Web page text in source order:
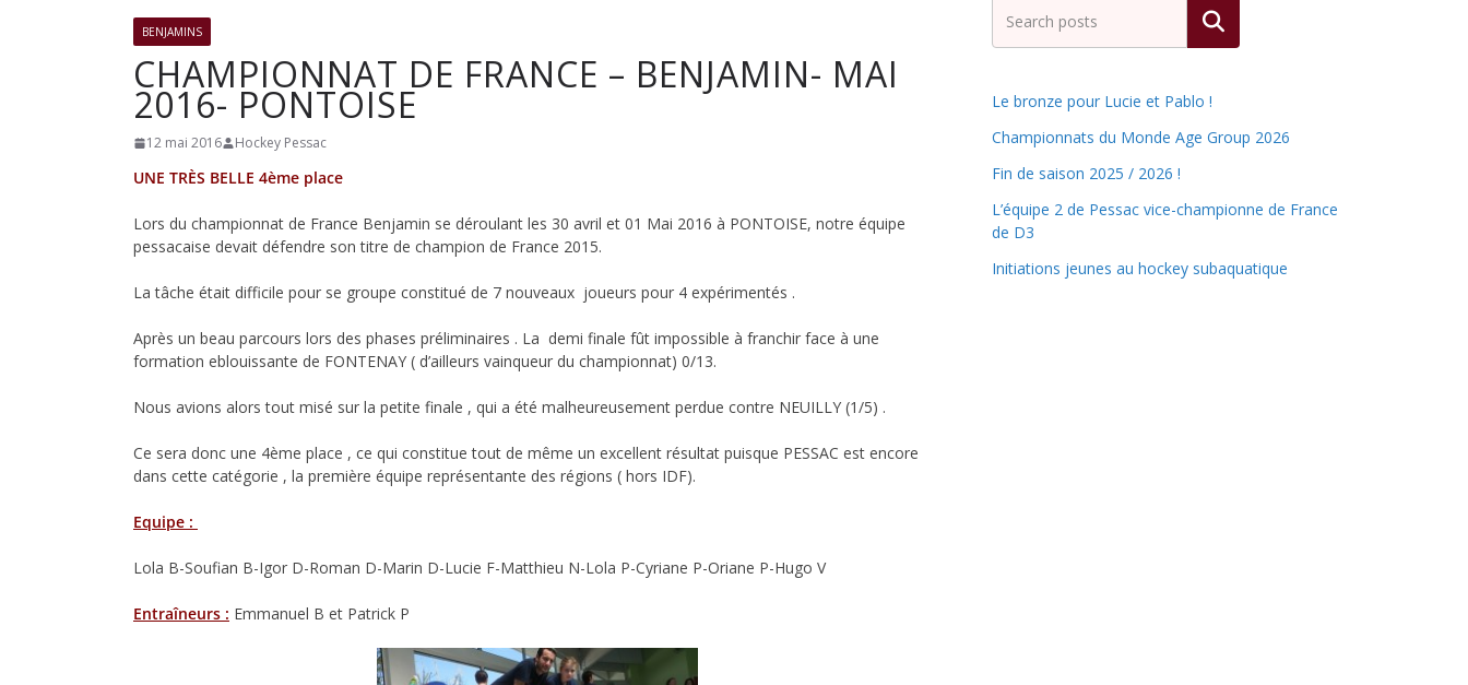
club
de
Hockey
Subaquatique
de
Pessac
BENJAMINS
CHAMPIONNAT DE FRANCE – BENJAMIN- MAI
2016- PONTOISE
12 mai 2016 Hockey Pessac
UNE TRÈS BELLE 4ème place
Lors du championnat de France Benjamin se déroulant les 30 avril et 01 Mai 2016 à PONTOISE, notre équipe
pessacaise devait défendre son titre de champion de France 2015.
La tâche était difficile pour se groupe constitué de 7 nouveaux joueurs pour 4 expérimentés .
Après un beau parcours lors des phases préliminaires . La demi finale fût impossible à franchir face à une
formation eblouissante de FONTENAY ( d’ailleurs vainqueur du championnat) 0/13.
Nous avions alors tout misé sur la petite finale , qui a été malheureusement perdue contre NEUILLY (1/5) .
Ce sera donc une 4ème place , ce qui constitue tout de même un excellent résultat puisque PESSAC est encore
dans cette catégorie , la première équipe représentante des régions ( hors IDF).
Equipe :
Lola B-Soufian B-Igor D-Roman D-Marin D-Lucie F-Matthieu N-Lola P-Cyriane P-Oriane P-Hugo V
Entraîneurs : Emmanuel B et Patrick P
Rechercher
Le bronze pour Lucie et Pablo !
Championnats du Monde Age Group 2026
Fin de saison 2025 / 2026 !
L’équipe 2 de Pessac vice-championne de France
de D3
Initiations jeunes au hockey subaquatique